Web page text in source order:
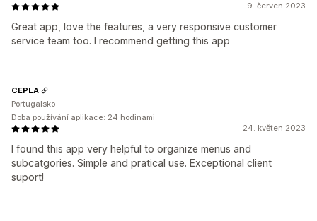
9. červen 2023
Great app, love the features, a very responsive customer
service team too. I recommend getting this app
24. květen 2023
I found this app very helpful to organize menus and
subcatgories. Simple and pratical use. Exceptional client
suport!
CEPLA
Portugalsko
Doba používání aplikace: 24 hodinami